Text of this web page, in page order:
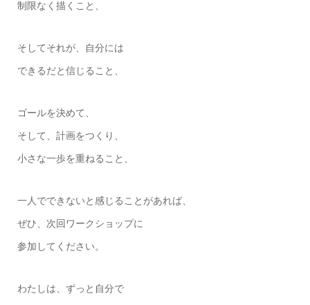
制限なく描くこと、
そしてそれが、自分には
できるだと信じること、
ゴールを決めて、
そして、計画をつくり、
小さな一歩を重ねること、
一人でできないと感じることがあれば、
ぜひ、次回ワークショップに
参加してください。
わたしは、ずっと自分で